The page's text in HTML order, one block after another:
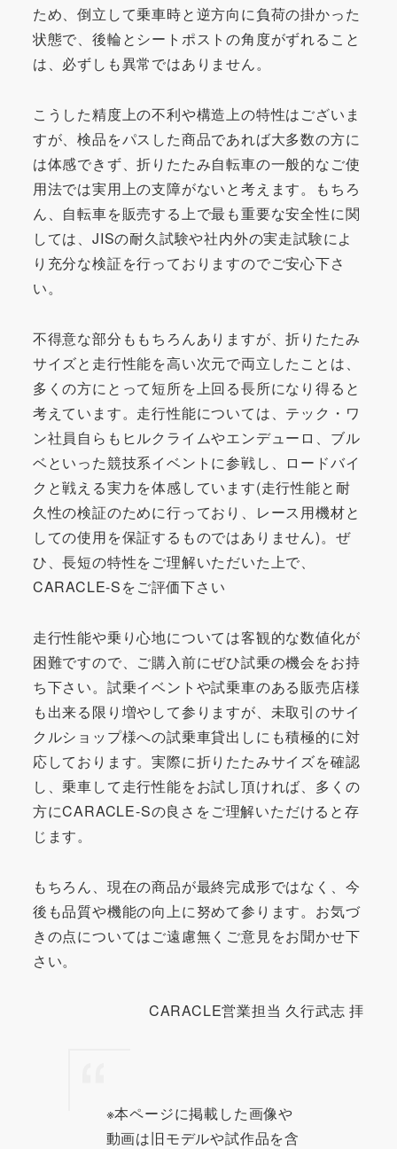
ため、倒立して乗車時と逆方向に負荷の掛かった
状態で、後輪とシートポストの角度がずれること
は、必ずしも異常ではありません。
こうした精度上の不利や構造上の特性はございま
すが、検品をパスした商品であれば大多数の方に
は体感できず、折りたたみ自転車の一般的なご使
用法では実用上の支障がないと考えます。もちろ
ん、自転車を販売する上で最も重要な安全性に関
しては、JISの耐久試験や社内外の実走試験によ
り充分な検証を行っておりますのでご安心下さ
い。
不得意な部分ももちろんありますが、折りたたみ
サイズと走行性能を高い次元で両立したことは、
多くの方にとって短所を上回る長所になり得ると
考えています。走行性能については、テック・ワ
ン社員自らもヒルクライムやエンデューロ、ブル
ベといった競技系イベントに参戦し、ロードバイ
クと戦える実力を体感しています(走行性能と耐
久性の検証のために行っており、レース用機材と
しての使用を保証するものではありません)。ぜ
ひ、長短の特性をご理解いただいた上で、
CARACLE-Sをご評価下さい
走行性能や乗り心地については客観的な数値化が
困難ですので、ご購入前にぜひ試乗の機会をお持
ち下さい。試乗イベントや試乗車のある販売店様
も出来る限り増やして参りますが、未取引のサイ
クルショップ様への試乗車貸出しにも積極的に対
応しております。実際に折りたたみサイズを確認
し、乗車して走行性能をお試し頂ければ、多くの
方にCARACLE-Sの良さをご理解いただけると存
じます。
もちろん、現在の商品が最終完成形ではなく、今
後も品質や機能の向上に努めて参ります。お気づ
きの点についてはご遠慮無くご意見をお聞かせ下
さい。
CARACLE営業担当 久行武志 拝
※本ページに掲載した画像や
動画は旧モデルや試作品を含